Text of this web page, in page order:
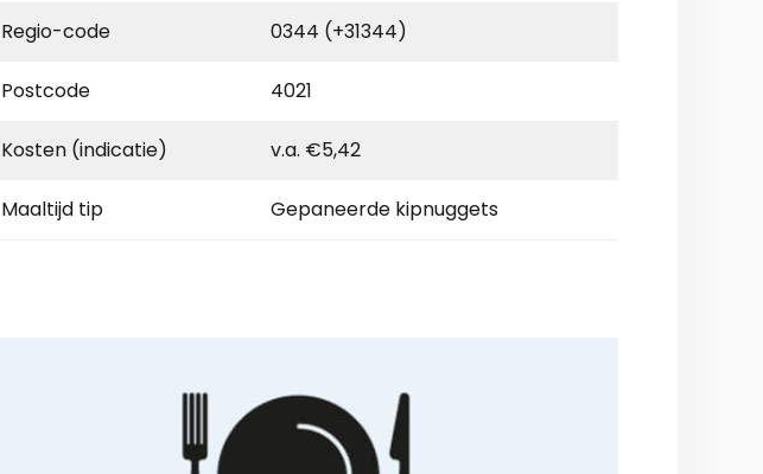
Regio-code 0344 (+31344)
Postcode 4021
Kosten (indicatie) v.a. €5,42
Maaltijd tip Gepaneerde kipnuggets